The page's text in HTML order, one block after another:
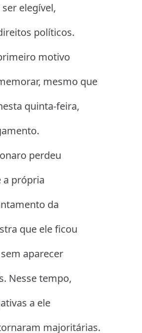
elegível,
políticos.
motivo
mesmo que
quinta-feira,
perdeu
a própria
da
que ele ficou
aparecer
Nesse tempo,
a ele
majoritárias.